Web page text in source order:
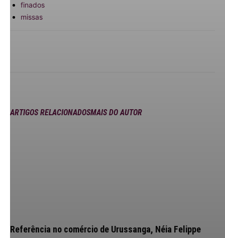
finados
missas
ARTIGOS RELACIONADOSMAIS DO AUTOR
Referência no comércio de Urussanga, Néia Felippe